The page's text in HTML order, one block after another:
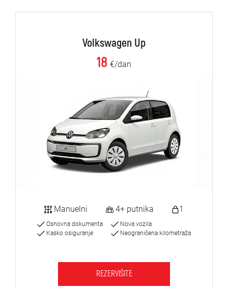
Volkswagen Up
18 €/dan
Manuelni 4+ putnika 1
Osnovna dokumenta
Kasko osiguranje
Nova vozila
Neograničena kilometraža
REZERVIŠITE